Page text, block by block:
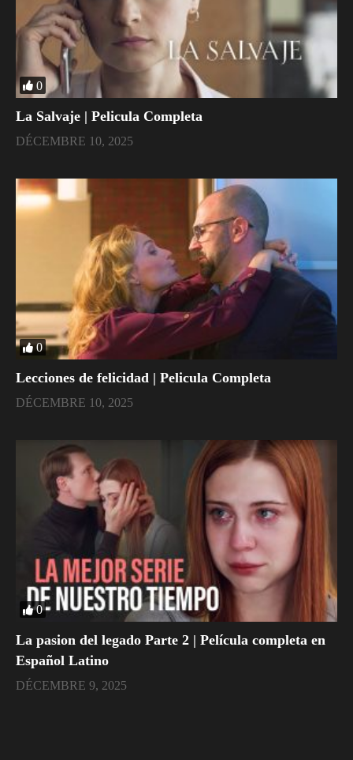
0
La Salvaje | Pelicula Completa
DÉCEMBRE 10, 2025
0
Lecciones de felicidad | Pelicula Completa
DÉCEMBRE 10, 2025
0
La pasion del legado Parte 2 | Película completa en
Español Latino
DÉCEMBRE 9, 2025